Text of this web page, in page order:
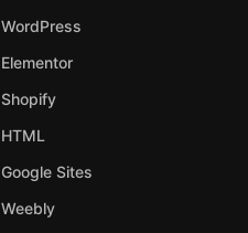
WordPress
Elementor
Shopify
HTML
Google Sites
Weebly